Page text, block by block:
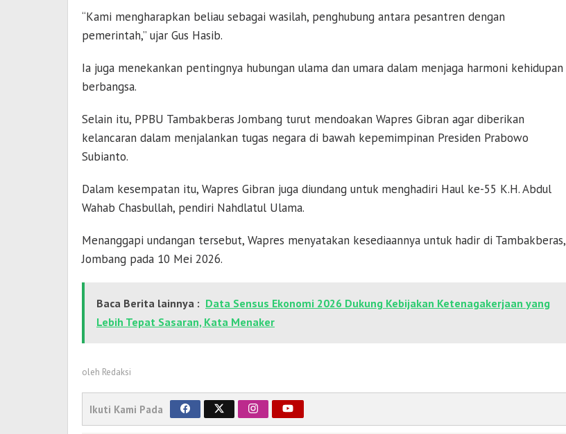
“Kami mengharapkan beliau sebagai wasilah, penghubung antara pesantren dengan
pemerintah,” ujar Gus Hasib.
Ia juga menekankan pentingnya hubungan ulama dan umara dalam menjaga harmoni kehidupan
berbangsa.
Selain itu, PPBU Tambakberas Jombang turut mendoakan Wapres Gibran agar diberikan
kelancaran dalam menjalankan tugas negara di bawah kepemimpinan Presiden Prabowo
Subianto.
Dalam kesempatan itu, Wapres Gibran juga diundang untuk menghadiri Haul ke-55 K.H. Abdul
Wahab Chasbullah, pendiri Nahdlatul Ulama.
Menanggapi undangan tersebut, Wapres menyatakan kesediaannya untuk hadir di Tambakberas,
Jombang pada 10 Mei 2026.
Baca Berita lainnya : Data Sensus Ekonomi 2026 Dukung Kebijakan Ketenagakerjaan yang
Lebih Tepat Sasaran, Kata Menaker
oleh Redaksi
Ikuti Kami Pada